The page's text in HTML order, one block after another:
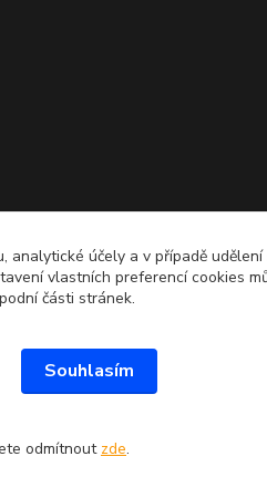
analytické účely a v případě
vlastních preferencí cookies
části stránek.
Souhlasím
odmítnout zde.